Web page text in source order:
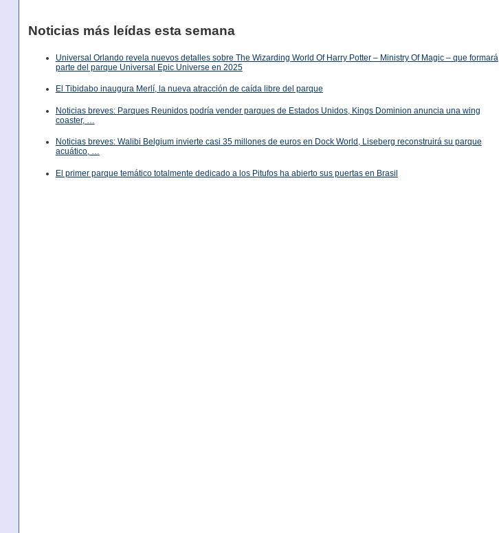
Noticias más leídas esta semana
Universal Orlando revela nuevos detalles sobre The Wizarding World Of Harry Potter – Ministry Of Magic – que formará
parte del parque Universal Epic Universe en 2025
El Tibidabo inaugura Merlí, la nueva atracción de caída libre del parque
Noticias breves: Parques Reunidos podría vender parques de Estados Unidos, Kings Dominion anuncia una wing
coaster, …
Noticias breves: Walibi Belgium invierte casi 35 millones de euros en Dock World, Liseberg reconstruirá su parque
acuático, …
El primer parque temático totalmente dedicado a los Pitufos ha abierto sus puertas en Brasil